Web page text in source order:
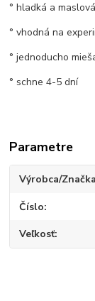
° hladká a
° vhodná na
° jednoducho
° schne 4-5 dní
Parametre
Výrobca/Značka
Číslo
Veľkosť